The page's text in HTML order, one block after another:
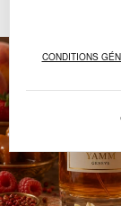
Bouchon,
CONDITIONS